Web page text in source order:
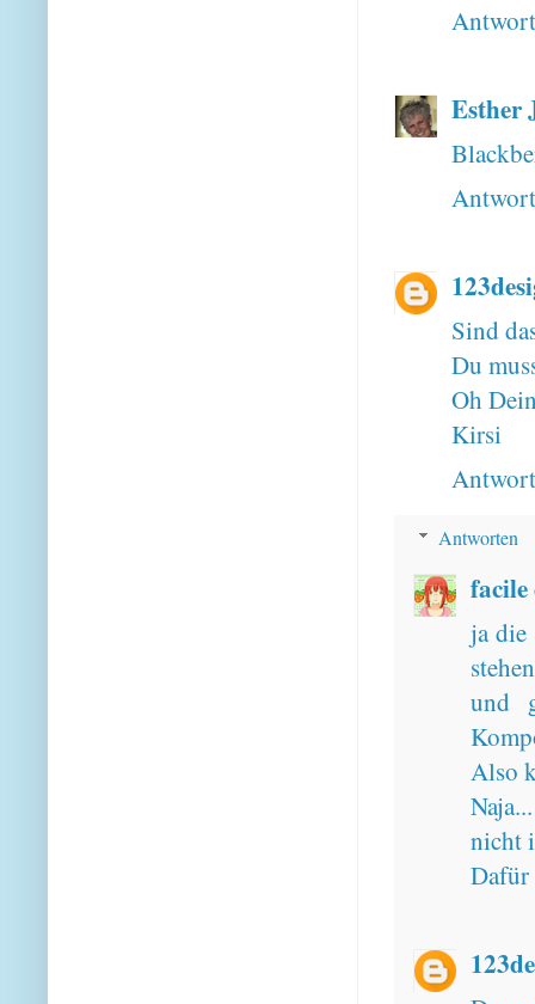
Esther
Sind
Du
Oh
Kirsi
Antworten
facile
ja die
und
Also
nicht
Dafür